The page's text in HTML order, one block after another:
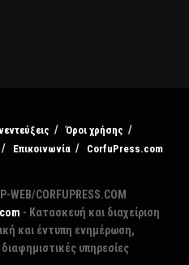
Όροι χρήσης
Επικοινωνία CorfuPress.com
CORFUPRESS.COM
- Κατασκευή και διαχείριση
και έντυπη ενημέρωση,
υπηρεσίες